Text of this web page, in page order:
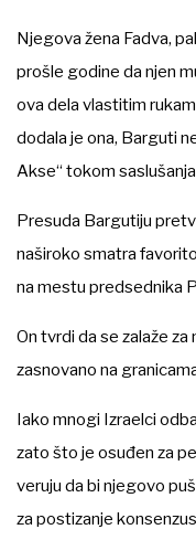
Njegova žena Fadva,
prošle godine da njen
ova dela vlastitim
dodala je ona, Barguti
Akse“ tokom
Presuda Bargutiju
naširoko smatra
na mestu predsednika
On tvrdi da se zalaže
zasnovano na
Iako mnogi Izraelci
zato što je osuđen za
veruju da bi njegovo
za postizanje